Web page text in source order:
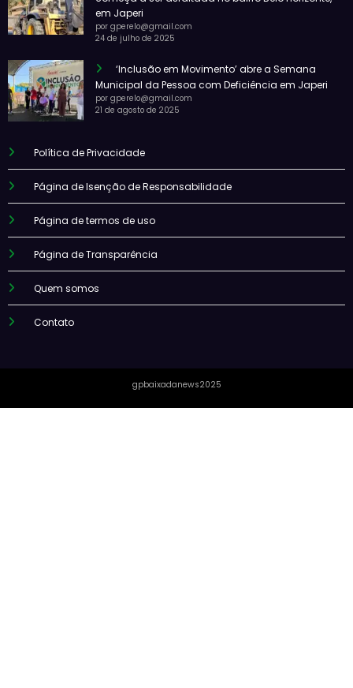
em Japeri
por gperelo@gmail.com
24 de julho de 2025
‘Inclusão em Movimento’ abre a Semana
Municipal da Pessoa com Deficiência em Japeri
por gperelo@gmail.com
21 de agosto de 2025
Política de Privacidade
Página de Isenção de Responsabilidade
Página de termos de uso
Página de Transparência
Quem somos
Contato
gpbaixadanews2025